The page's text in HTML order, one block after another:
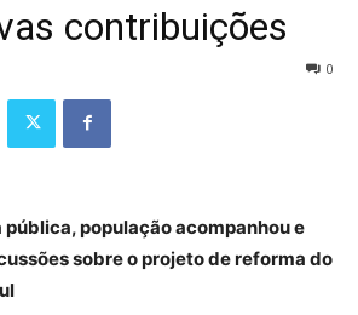
contribuições
0
população acompanhou e
sobre o projeto de reforma do